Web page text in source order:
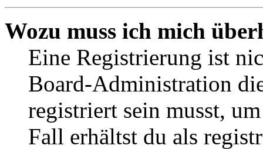
Wozu muss ich mich
Eine Registrierung ist
Board-Administration
registriert sein musst,
Fall erhältst du als